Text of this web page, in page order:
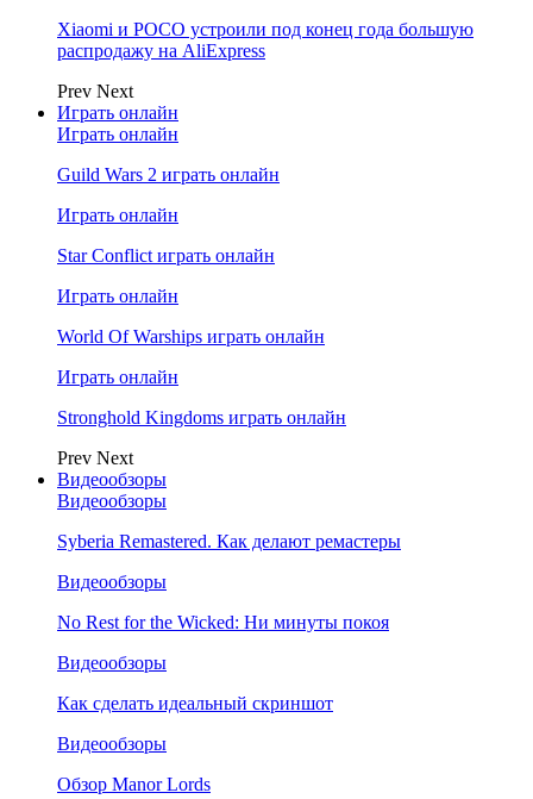
Xiaomi и POCO устроили под конец года большую
распродажу на AliExpress
Prev Next
Играть онлайн
Играть онлайн
Guild Wars 2 играть онлайн
Играть онлайн
Star Conflict играть онлайн
Играть онлайн
World Of Warships играть онлайн
Играть онлайн
Stronghold Kingdoms играть онлайн
Prev Next
Видеообзоры
Видеообзоры
Syberia Remastered. Как делают ремастеры
Видеообзоры
No Rest for the Wicked: Ни минуты покоя
Видеообзоры
Как сделать идеальный скриншот
Видеообзоры
Обзор Manor Lords